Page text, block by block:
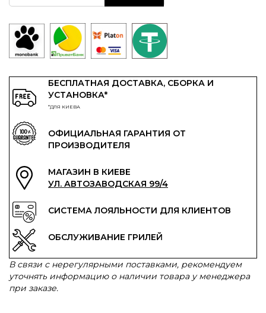
БЕСПЛАТНАЯ ДОСТАВКА, СБОРКА И
УСТАНОВКА*
*ДЛЯ КИЕВА
ОФИЦИАЛЬНАЯ ГАРАНТИЯ ОТ
ПРОИЗВОДИТЕЛЯ
МАГАЗИН В КИЕВЕ
УЛ. АВТОЗАВОДСКАЯ 99/4
СИСТЕМА ЛОЯЛЬНОСТИ ДЛЯ КЛИЕНТОВ
ОБСЛУЖИВАНИЕ ГРИЛЕЙ
В связи с нерегулярными поставками, рекомендуем
уточнять информацию о наличии товара у менеджера
при заказе.